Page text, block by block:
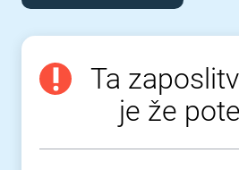
Ta
je že